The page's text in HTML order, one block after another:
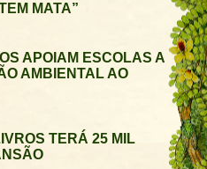
MATA”
APOIAM ESCOLAS A
AMBIENTAL AO
TERÁ 25 MIL